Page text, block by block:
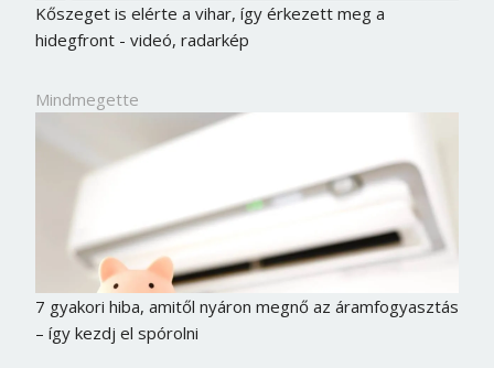
Kőszeget is elérte a vihar, így érkezett meg a
hidegfront - videó, radarkép
Mindmegette
7 gyakori hiba, amitől nyáron megnő az áramfogyasztás
– így kezdj el spórolni
Borsonline bejelentkezés
E-mail cím vagy felhasználónév